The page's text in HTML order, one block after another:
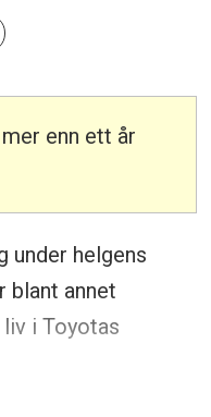
enn ett år
under helgens
blant annet
i Toyotas